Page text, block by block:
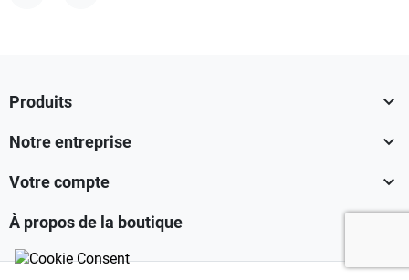
Produits 
Notre entreprise 
Votre compte 
À propos de la boutique